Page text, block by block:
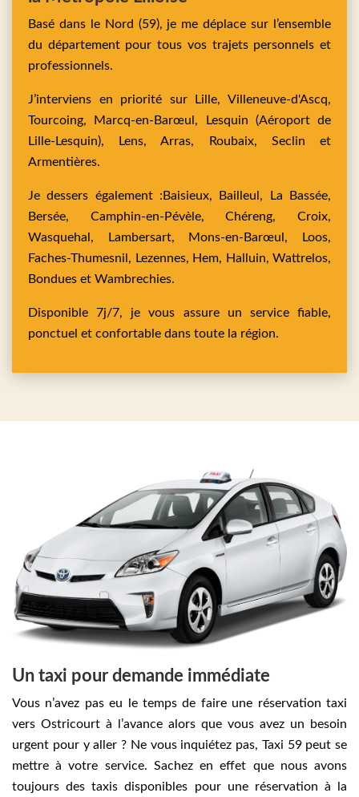
Basé dans le Nord (59), je me déplace sur l’ensemble
du département pour tous vos trajets personnels et
professionnels.
J’interviens en priorité surLille,Villeneuve-d'Ascq,
Tourcoing,
Marcq-en-Barœul, Lesquin (Aéroport de
Lille-Lesquin), Lens,Arras, Roubaix, Seclin et
Armentières.
Je dessers également : Baisieux, Bailleul,
La Bassée,
Bersée, Camphin-en-Pévèle,Chéreng,Croix,
Wasquehal,
Lambersart, Mons-en-Barœul,
Loos,
Faches-Thumesnil, Lezennes, Hem, Halluin, Wattrelos,
Bondues et Wambrechies.
Disponible 7j/7, je vous assure un service fiable,
ponctuel et confortable dans toute la région.
Un taxi pour demande immédiate
Vous n’avez pas eu le temps de faire une réservation taxi
vers Ostricourt à l’avance alors que vous avez un besoin
urgent pour y aller ? Ne vous inquiétez pas, Taxi 59 peut se
mettre à votre service. Sachez en effet que nous avons
toujours des taxis disponibles pour une réservation à la